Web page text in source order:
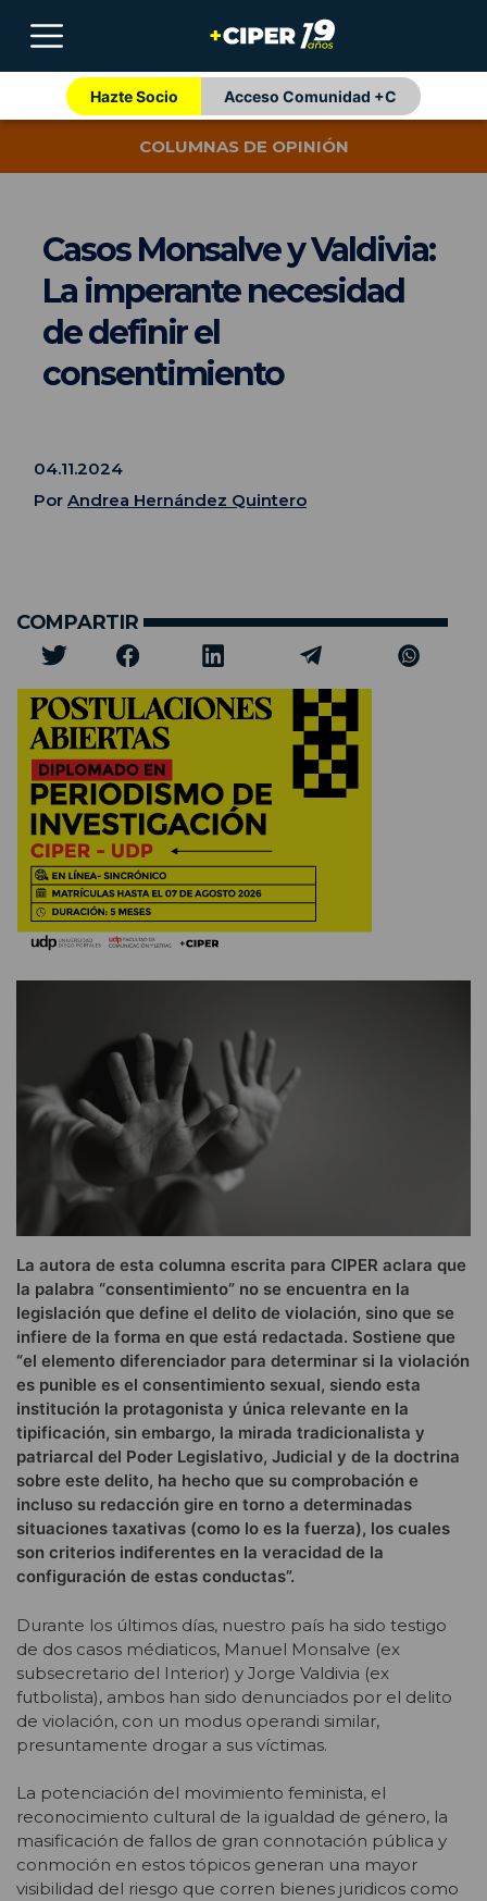
Hazte Socio Acceso Comunidad +C
COLUMNAS DE OPINIÓN
Casos Monsalve y Valdivia:
La imperante necesidad
de definir el
consentimiento
04.11.2024
Por Andrea Hernández Quintero
COMPARTIR
La autora de esta columna escrita para CIPER aclara que
la palabra “consentimiento” no se encuentra en la
legislación que define el delito de violación, sino que se
infiere de la forma en que está redactada. Sostiene que
“el elemento diferenciador para determinar si la violación
es punible es el consentimiento sexual, siendo esta
institución la protagonista y única relevante en la
tipificación, sin embargo, la mirada tradicionalista y
patriarcal del Poder Legislativo, Judicial y de la doctrina
sobre este delito, ha hecho que su comprobación e
incluso su redacción gire en torno a determinadas
situaciones taxativas (como lo es la fuerza), los cuales
son criterios indiferentes en la veracidad de la
configuración de estas conductas”.
Durante los últimos días, nuestro país ha sido testigo
de dos casos médiaticos, Manuel Monsalve (ex
subsecretario del Interior) y Jorge Valdivia (ex
futbolista), ambos han sido denunciados por el delito
de violación, con un modus operandi similar,
presuntamente drogar a sus víctimas.
La potenciación del movimiento feminista, el
reconocimiento cultural de la igualdad de género, la
masificación de fallos de gran connotación pública y
conmoción en estos tópicos generan una mayor
visibilidad del riesgo que corren bienes juridicos como